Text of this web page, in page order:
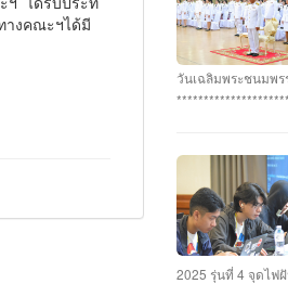
างคณะฯได้มี
CYBER
ปี มหาวิทยาลัยราช
#รางวัลชนะเลิศ ที
อาทิตย์ สายกนก น
#รางวัลรองชนะเลิ
นายวชรพล ทองบุร
และขอแสดงควา
ภักดี MR. SENG
คะแนน จบที่อันดับ
CYBER
มหาวิทยาลัยราชภัฏ
วันเฉลิมพระชนมพร
พระพรชัยมงคล พร
เฉลิมพระชนมพร
มหาวิทยาลัยราชภัฏ
รักษ์ ละอองนวล อธิ
วางพานพุ่มทอง-พา
#มหาวิทยาลัยแห่ง
2025 รุ่นที่ 4 จุดไฟ